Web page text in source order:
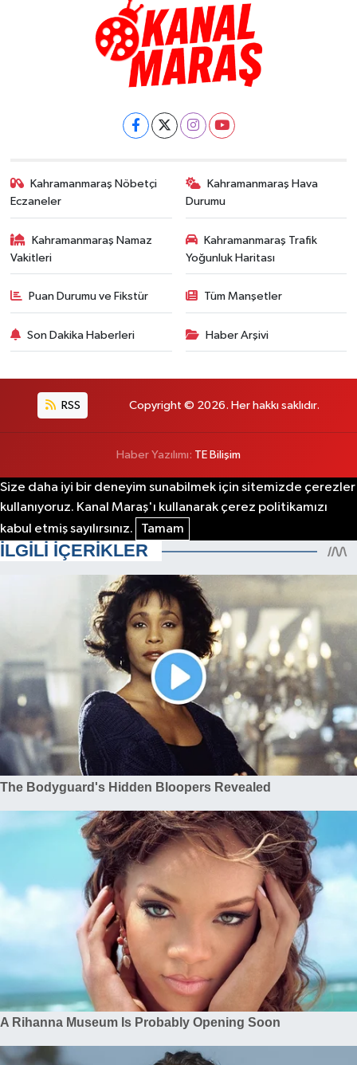
Kahramanmaraş Nöbetçi
Eczaneler
Kahramanmaraş Hava
Durumu
Kahramanmaraş Namaz
Vakitleri
Kahramanmaraş Trafik
Yoğunluk Haritası
Puan Durumu ve Fikstür Tüm Manşetler
Son Dakika Haberleri Haber Arşivi
RSS Copyright © 2026. Her hakkı saklıdır.
Haber Yazılımı: TE Bilişim
Size daha iyi bir deneyim sunabilmek için sitemizde çerezler
kullanıyoruz. Kanal Maraş'ı kullanarak çerez politikamızı
kabul etmiş sayılırsınız.
Tamam